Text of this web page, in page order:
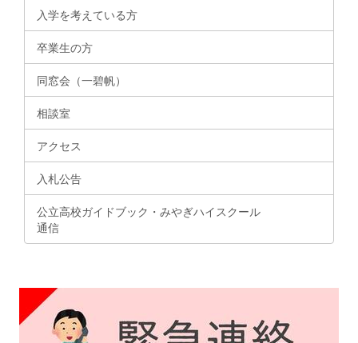
入学を考えている方
卒業生の方
同窓会（一碧帆）
相談室
アクセス
入札公告
公立高校ガイドブック・みやぎハイスクール
通信